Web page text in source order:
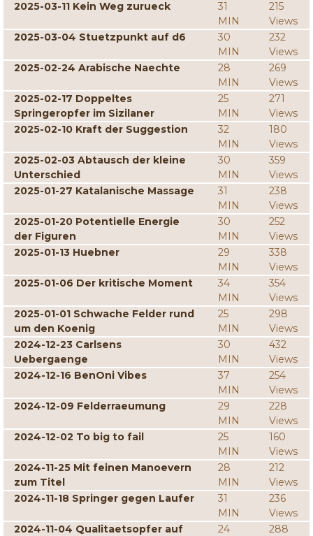
2025-03-11 Kein Weg zurueck
31
MIN
215
Views
2025-03-04 Stuetzpunkt auf d6
30
MIN
232
Views
2025-02-24 Arabische Naechte
28
MIN
269
Views
2025-02-17 Doppeltes
Springeropfer im Sizilaner
25
MIN
271
Views
2025-02-10 Kraft der Suggestion
32
MIN
180
Views
2025-02-03 Abtausch der kleine
Unterschied
30
MIN
359
Views
2025-01-27 Katalanische Massage
31
MIN
238
Views
2025-01-20 Potentielle Energie
der Figuren
30
MIN
252
Views
2025-01-13 Huebner
29
MIN
338
Views
2025-01-06 Der kritische Moment
34
MIN
354
Views
2025-01-01 Schwache Felder rund
um den Koenig
25
MIN
298
Views
2024-12-23 Carlsens
Uebergaenge
30
MIN
432
Views
2024-12-16 BenOni Vibes
37
MIN
254
Views
2024-12-09 Felderraeumung
29
MIN
228
Views
2024-12-02 To big to fail
25
MIN
160
Views
2024-11-25 Mit feinen Manoevern
zum Titel
28
MIN
212
Views
2024-11-18 Springer gegen Laufer
31
MIN
236
Views
2024-11-04 Qualitaetsopfer auf
24
288